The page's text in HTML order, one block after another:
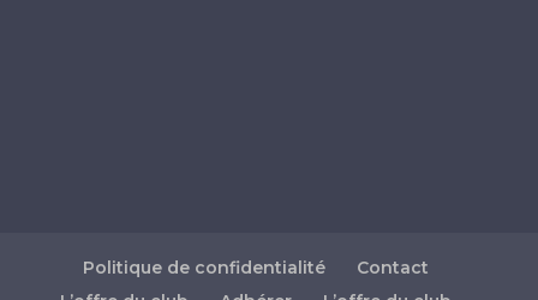
Politique de confidentialité
Contact